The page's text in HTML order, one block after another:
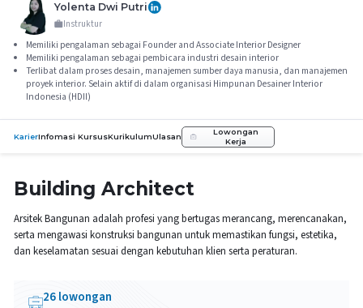
Yolenta Dwi Putri
Instruktur
Memiliki pengalaman sebagai Founder and Associate Interior Designer
Memiliki pengalaman sebagai pembicara industri desain interior
Terlibat dalam proses desain, manajemen sumber daya manusia, dan manajemen
proyek interior. Selain aktif di dalam organisasi Himpunan Desainer Interior
Indonesia (HDII)
KarierInfomasi KursusKurikulumUlasan
Lowongan
Kerja
Building Architect
Arsitek Bangunan adalah profesi yang bertugas merancang, merencanakan,
serta mengawasi konstruksi bangunan untuk memastikan fungsi, estetika,
dan keselamatan sesuai dengan kebutuhan klien serta peraturan.
26lowongan